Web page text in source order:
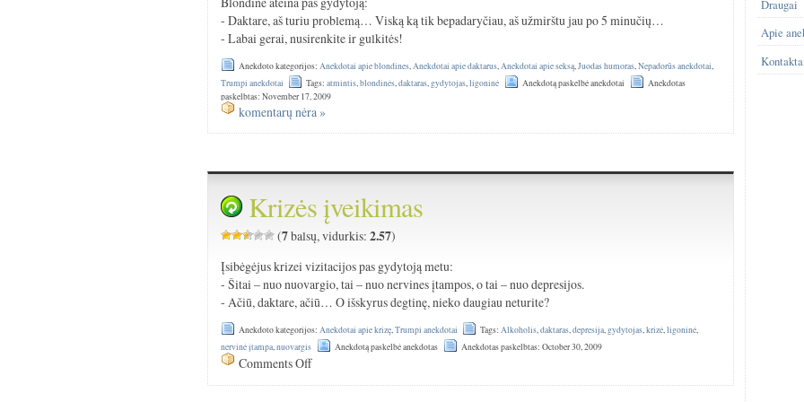
- Daktare, aš turiu problemą… Viską ką tik bepadaryčiau, aš užmirštu jau po 5 minučių…
- Labai gerai, nusirenkite ir gulkitės!
Anekdoto kategorijos: Anekdotai apie blondines Anekdotai apie daktarus Anekdotai apie seksą Juodas humoras ,Nepadorūs anekdotai
Trumpi anekdotai
Tags:atmintis ,blondinės ,daktaras ,gydytojas ,ligoninė Anekdotą paskelbė anekdotai
Anekdotas
paskelbtas: November 17, 2009
komentarų nėra »
Krizės įveikimas
(7balsų, vidurkis:2.57)
Įsibėgėjus krizei vizitacijos pas gydytoją metu:
- Šitai – nuo nuovargio, tai – nuo nervines įtampos, o tai – nuo depresijos.
- Ačiū, daktare, ačiū… O išskyrus degtinę, nieko daugiau neturite?
Anekdoto kategorijos:Anekdotai apie krizę,Trumpi anekdotai Tags:Alkoholis,daktaras,depresija,gydytojas,krizė,ligoninė,
nervinė įtampa,nuovargis Anekdotą paskelbė anekdotas Anekdotas paskelbtas: October 30, 2009
Comments Off
Draugai
Apie